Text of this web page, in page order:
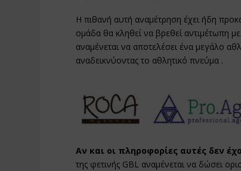
Η πιθανή αυτή αναμέτρηση έχει ήδη
ομάδα θα κληθεί να βρεθεί αντιμέτωπη
αναμένεται να αποτελέσει ένα μεγάλο
αναδεικνύοντας το αθλητικό πνεύμα .
Αν και οι πληροφορίες αυτές δεν
της φετινής GBL αναμένεται να δώσει